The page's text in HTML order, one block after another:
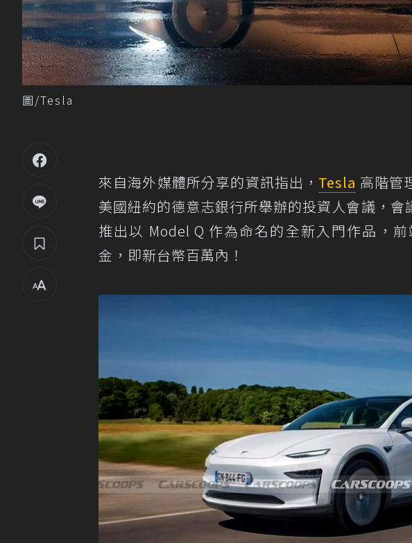
圖/Tesla
來自海外媒體所分享的資訊指出， Tesla 高階管
美國紐約的德意志銀行所舉辦的投資人會議，
推出以 Model Q 作為命名的全新入門作品，前
金，即新台幣百萬內！